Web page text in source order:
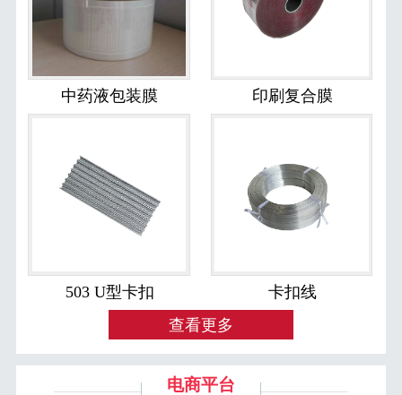
中药液包装膜 印刷复合膜
503 U型卡扣
卡扣线
查看更多
电商平台